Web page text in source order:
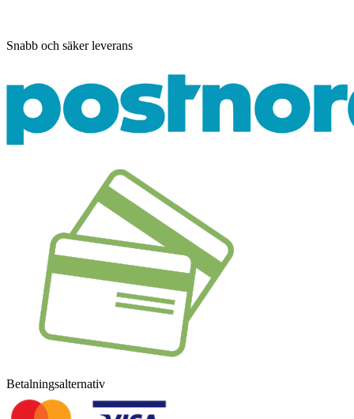
Snabb och säker leverans
Betalningsalternativ